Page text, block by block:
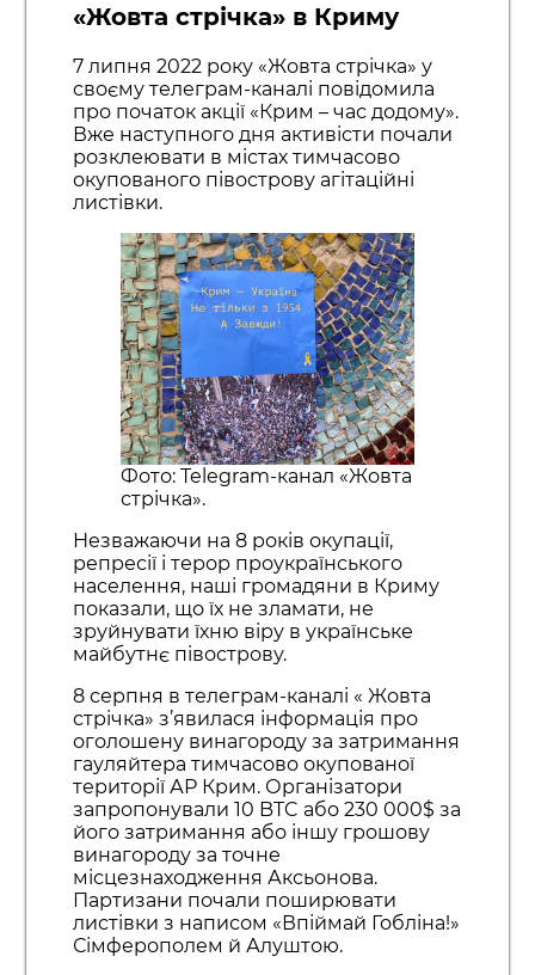
«Жовта стрічка» в Криму
7 липня 2022 року «Жовта стрічка» у
своєму телеграм-каналі повідомила
про початок акції «Крим – час додому».
Вже наступного дня активісти почали
розклеювати в містах тимчасово
окупованого півострову агітаційні
листівки.
Фото: Telegram-канал «Жовта
стрічка».
Незважаючи на 8 років окупації,
репресії і терор проукраїнського
населення, наші громадяни в Криму
показали, що їх не зламати, не
зруйнувати їхню віру в українське
майбутнє півострову.
8 серпня в телеграм-каналі « Жовта
стрічка» з’явилася інформація про
оголошену винагороду за затримання
гауляйтера тимчасово окупованої
території АР Крим. Організатори
запропонували 10 BTC або 230 000$ за
його затримання або іншу грошову
винагороду за точне
місцезнаходження Аксьонова.
Партизани почали поширювати
листівки з написом «Впіймай Гобліна!»
Сімферополем й Алуштою.